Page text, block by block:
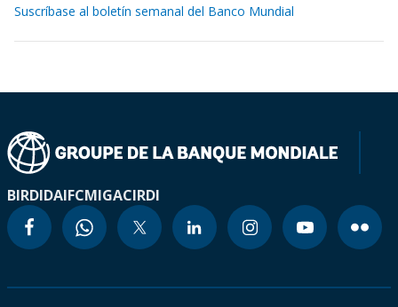
Suscríbase al boletín semanal del Banco Mundial
BIRDIDAIFCMIGACIRDI